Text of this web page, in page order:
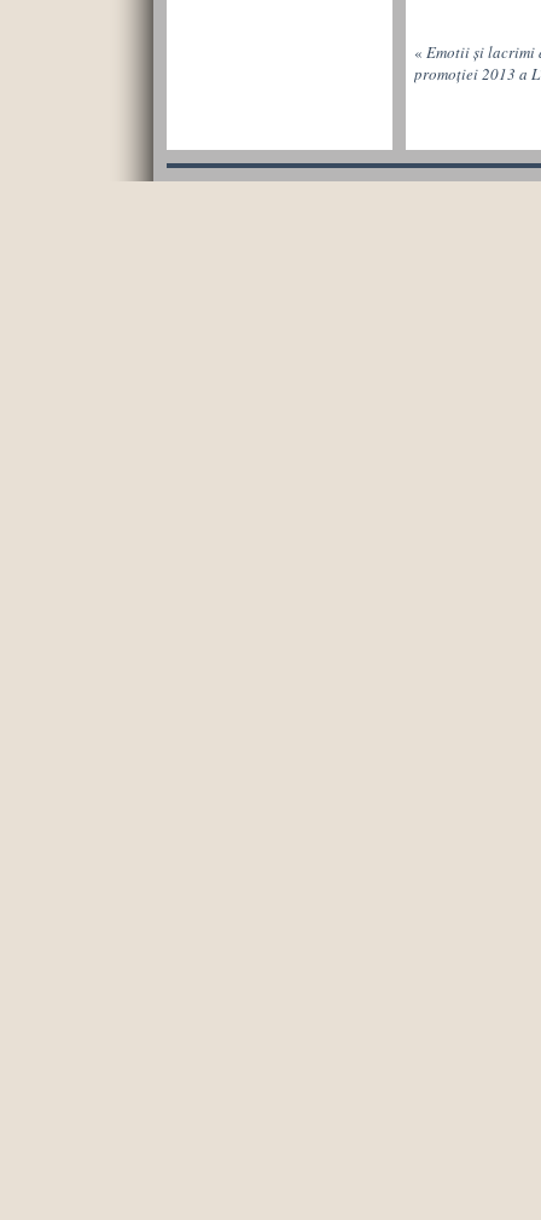
« Emotii și lacrimi
promoției 2013 a